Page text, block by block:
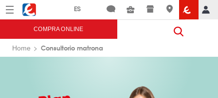
Menú Eroski
COMPRA ONLINE
Home Consultorio matrona